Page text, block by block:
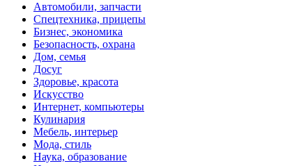
Автомобили, запчасти
Спецтехника, прицепы
Бизнес, экономика
Безопасность, охрана
Дом, семья
Досуг
Здоровье, красота
Искусство
Интернет, компьютеры
Кулинария
Мебель, интерьер
Мода, стиль
Наука, образование